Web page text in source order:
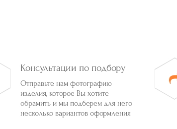
Консультации по подбору
Отправьте нам фотографию
изделия, которое Вы хотите
обрамить и мы подберем для него
несколько вариантов оформления